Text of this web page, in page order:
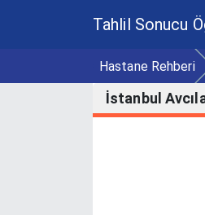
Tahlil Sonucu
Hastane Rehberi
İstanbul